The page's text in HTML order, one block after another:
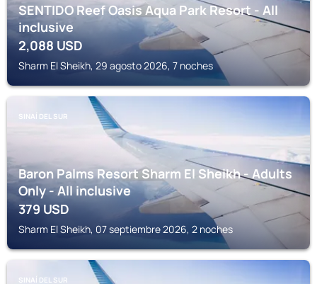
SENTIDO Reef Oasis Aqua Park Resort - All
inclusive
2,088USD
Sharm El Sheikh, 29 agosto 2026, 7 noches
SINAÍ DEL SUR
Baron Palms Resort Sharm El Sheikh - Adults
Only - All inclusive
379USD
Sharm El Sheikh, 07 septiembre 2026, 2 noches
SINAÍ DEL SUR